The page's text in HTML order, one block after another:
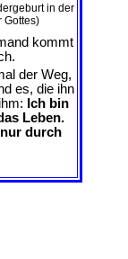
in der
Gottes)
kommt
der Weg,
es, die ihn
Ich bin
Leben.
durch